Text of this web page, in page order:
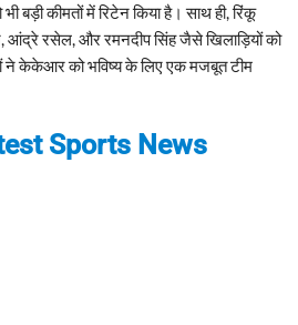
बड़ी कीमतों में रिटेन किया है। साथ ही, रिंकू
आंद्रे रसेल, और रमनदीप सिंह जैसे खिलाड़ियों को
ने केकेआर को भविष्य के लिए एक मजबूत टीम
Sports News